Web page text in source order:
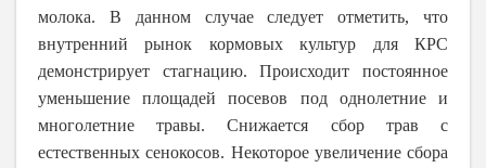
молока. В данном случае следует отметить, что
внутренний рынок кормовых культур для КРС
демонстрирует стагнацию. Происходит постоянное
уменьшение площадей посевов под однолетние и
многолетние травы. Снижается сбор трав с
естественных сенокосов. Некоторое увеличение сбора